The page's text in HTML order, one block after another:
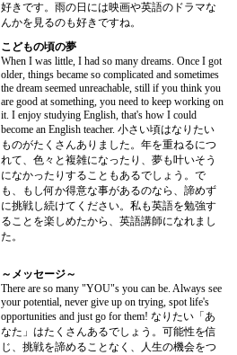
好きです。雨の日には映画や英語のドラマな
んかを見るのも好きですね。
こどもの頃の夢
When I was little, I had so many dreams. Once I got
older, things became so complicated and sometimes
the dream seemed unreachable, still if you think you
are good at something, you need to keep working on
it. I enjoy studying English, that's how I could
become an English teacher. 小さい頃はなりたい
ものがたくさんありました。年を重ねるにつ
れて、色々と複雑になったり、夢も叶いそう
になかったりすることもあるでしょう。で
も、もし何か得意な事があるのなら、諦めず
に挑戦し続けてください。私も英語を勉強す
ることを楽しめたから、英語講師になれまし
た。
～メッセージ～
There are so many "YOU"s you can be. Always see
your potential, never give up on trying, spot life's
opportunities and just go for them! なりたい「あ
なた」はたくさんあるでしょう。可能性を信
じ、挑戦を諦めることなく、人生の機会をつ